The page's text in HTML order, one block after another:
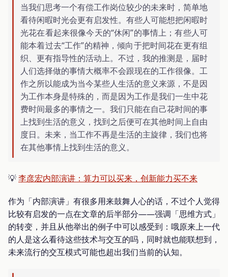
当我们思考一个有偿工作岗位较少的未来时，简单地
看待闲暇时光会更有启发性。有些人可能想把闲暇时
光花在看起来很像今天的“休闲”的事情上；有些人可
能本着过去“工作”的精神，倾向于把时间花在更有组
织、更有指导性的活动上。不过，我的推测是，届时
人们选择做的事情大概率不会跟现在的工作很像。工
作之所以能成为当今某些人生活的意义来源，不是因
为工作本身是特殊的，而是因为工作是我们一生中花
费时间最多的事情之一。我们只能在自己花时间的事
上找到生活的意义，找到之后便可在其他时间上自由
度日。未来，当工作不再是生活的主旋律，我们也将
在其他事情上找到生活的意义。
💡李彦宏内部演讲：算力可以买来，创新能力买不来
作为「内部演讲」有很多用来鼓舞人心的话，不过个人觉得
比较有启发的一点在文章的后半部分——强调「思维方式」
的转变，并且从他举出的例子中可以感受到：哦原来上一代
的人是这么看待这些技术与交互的吗，同时就也能联想到，
未来流行的交互模式可能也超出我们当前的认知。